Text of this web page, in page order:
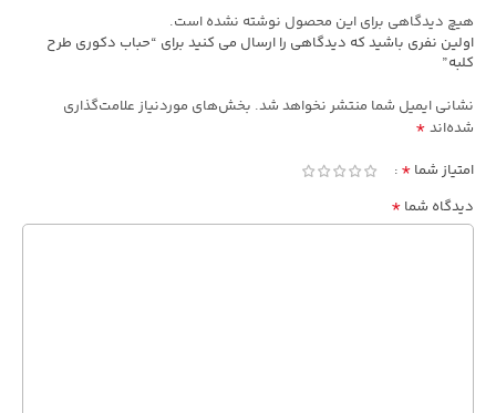
هیچ دیدگاهی برای این محصول نوشته نشده است.
اولین نفری باشید که دیدگاهی را ارسال می کنید برای “حباب دکوری طرح
کلبه”
نشانی ایمیل شما منتشر نخواهد شد. بخش‌های موردنیاز علامت‌گذاری
شده‌اند *
امتیاز شما *
دیدگاه شما *